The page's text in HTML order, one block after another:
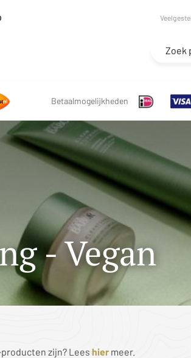
Betaalmogelijkheden
- Vegan
zijn? Lees hier meer.